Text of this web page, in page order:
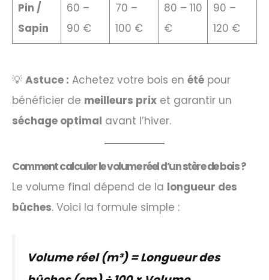
Pin /
Sapin
60 –
90 €
70 –
100 €
80 – 110
€
90 –
120 €
💡 Astuce : Achetez votre bois en été pour
bénéficier de meilleurs prix et garantir un
séchage optimal avant l’hiver.
Comment calculer le volume réel d’un stère de bois ?
Le volume final dépend de la longueur des
bûches. Voici la formule simple :
Volume réel (m³) = Longueur des